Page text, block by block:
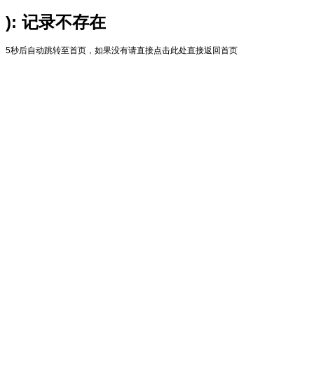
): 记录不存在
5秒后自动跳转至首页，如果没有请直接点击此处直接返回首页